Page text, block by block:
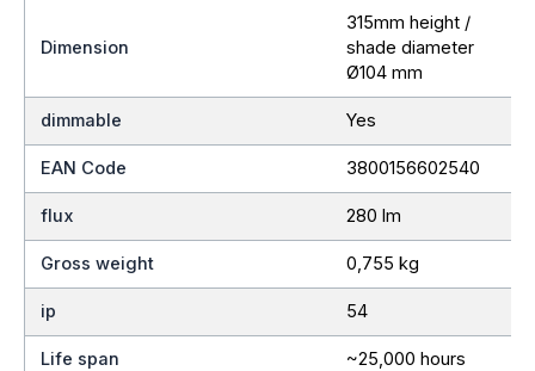
Dimension
315mm height /
shade diameter
Ø104 mm
dimmable Yes
EAN Code 3800156602540
flux 280 lm
Gross weight 0,755 kg
ip 54
Life span ~25,000 hours